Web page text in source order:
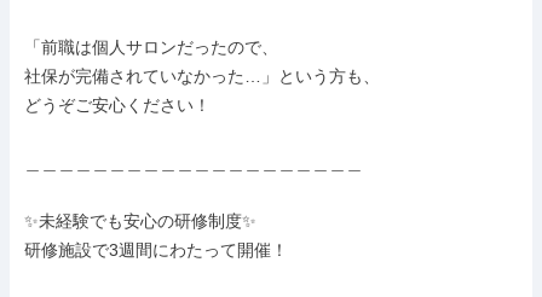
「前職は個人サロンだったので、
社保が完備されていなかった…」という方も、
どうぞご安心ください！
✨未経験でも安心の研修制度✨
研修施設で3週間にわたって開催！